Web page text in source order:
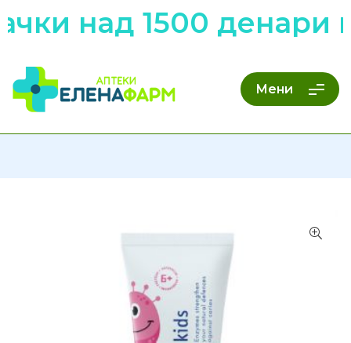
над 1500 денари
Мени